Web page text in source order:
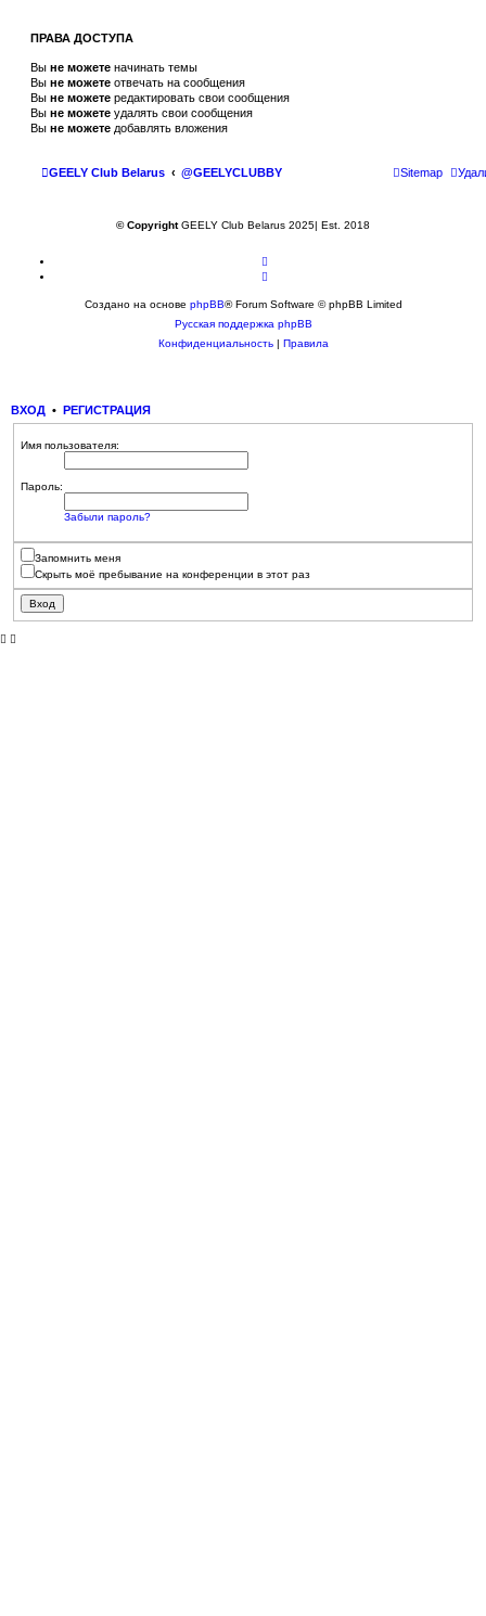
ПРАВА ДОСТУПА
Вы не можете начинать темы
Вы не можете отвечать на сообщения
Вы не можете редактировать свои сообщения
Вы не можете удалять свои сообщения
Вы не можете добавлять вложения
GEELY Club Belarus @GEELYCLUBBY Sitemap
© CopyrightGEELY Club Belarus 2025| Est. 2018
Создано на основе phpBB® Forum Software © phpBB Limited
Русская поддержка phpBB
Конфиденциальность| Правила
ВХОД • РЕГИСТРАЦИЯ
Имя пользователя:
Пароль:
Забыли пароль?
Запомнить меня
Скрыть моё пребывание на конференции в этот раз